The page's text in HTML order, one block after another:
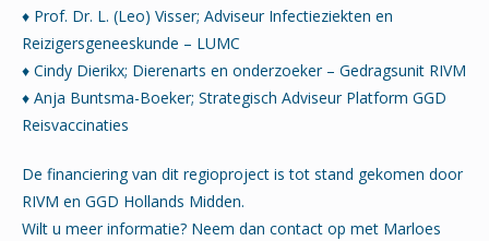
♦ Prof. Dr. L. (Leo) Visser; Adviseur Infectieziekten en
Reizigersgeneeskunde – LUMC
♦ Cindy Dierikx; Dierenarts en onderzoeker – Gedragsunit RIVM
♦ Anja Buntsma-Boeker; Strategisch Adviseur Platform GGD
Reisvaccinaties
De financiering van dit regioproject is tot stand gekomen door
RIVM en GGD Hollands Midden.
Wilt u meer informatie? Neem dan contact op met Marloes